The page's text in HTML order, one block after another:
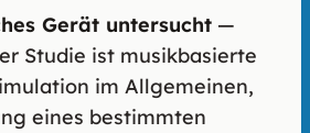
Gerät untersucht —
Studie ist musikbasierte
im Allgemeinen,
eines bestimmten